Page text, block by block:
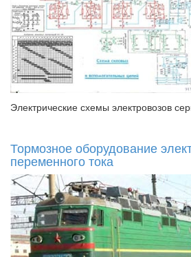
Электрические схемы электровозов
Тормозное оборудование
переменного тока